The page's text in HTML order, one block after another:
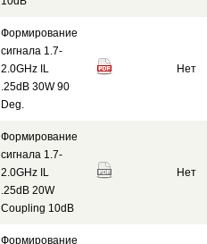
Формирование
сигнала 1.7-
2.0GHz IL
.25dB 30W 90
Deg.
Нет
Формирование
сигнала 1.7-
2.0GHz IL
.25dB 20W
Coupling 10dB
Нет
Формирование